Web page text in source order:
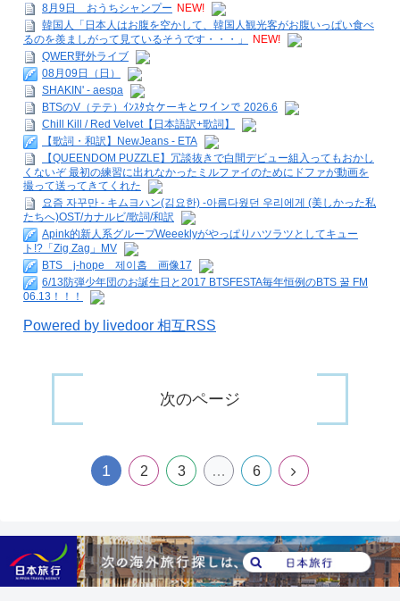
8月9日 おうちシャンプー NEW!
韓国人「日本人はお腹を空かして、韓国人観光客がお腹いっぱい食べ
るのを羨ましがって見ているそうです・・・」
NEW!
QWER野外ライブ
08月09日（日）
SHAKIN' - aespa
BTSのV（テテ）ｲﾝｽﾀ☆ケーキとワインで 2026.6
Chill Kill / Red Velvet【日本語訳+歌詞】
【歌詞・和訳】NewJeans - ETA
【QUEENDOM PUZZLE】冗談抜きで白間デビュー組入ってもおかし
くないぞ 最初の練習に出れなかったミルファイのためにドファが動画を
撮って送ってきてくれた
요즘 자꾸만 - キムヨハン(김요한) -아름다웠던 우리에게 (美しかった私
たちへ)OST/カナルビ/歌詞/和訳
Apink的新人系グループWeeeklyがやっぱりハツラツとしてキュー
ト!?「Zig Zag」MV
BTS j-hope 제이홉 画像17
6/13防弾少年団のお誕生日と2017 BTSFESTA毎年恒例のBTS 꿀 FM
06.13！！！
Powered by livedoor 相互RSS
次のページ
1 2 3 … 6